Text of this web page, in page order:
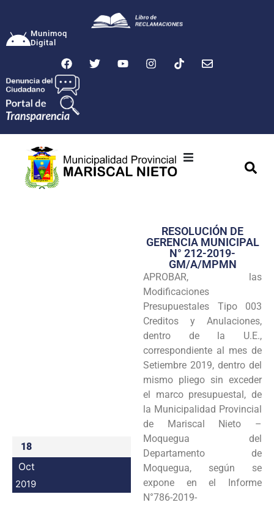
Munimoq
Digital
Transparencia
Seguridad
Programas
Intranet
18
Oct
2019
RESOLUCIÓN DE
GERENCIA MUNICIPAL
N° 212-2019-
GM/A/MPMN
APROBAR, las
Modificaciones
Presupuestales Tipo 003
Creditos y Anulaciones,
dentro de la U.E.,
correspondiente al mes de
Setiembre 2019, dentro del
mismo pliego sin exceder
el marco presupuestal, de
la Municipalidad Provincial
de Mariscal Nieto –
Moquegua del
Departamento de
Moquegua, según se
expone en el Informe
N°786-2019-